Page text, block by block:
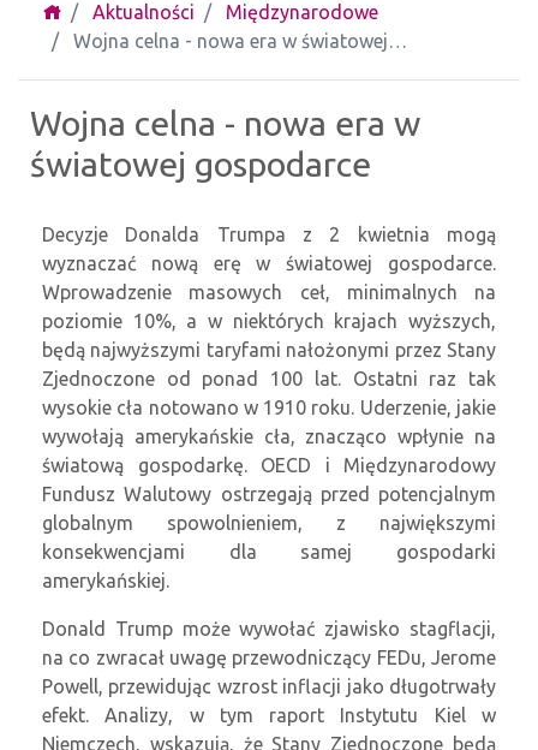
Aktualności
Międzynarodowe
Wojna celna - nowa era w światowej…
Wojna celna - nowa era w
światowej gospodarce
Decyzje Donalda Trumpa z 2 kwietnia mogą
wyznaczać nową erę w światowej gospodarce.
Wprowadzenie masowych ceł, minimalnych na
poziomie 10%, a w niektórych krajach wyższych,
będą najwyższymi taryfami nałożonymi przez Stany
Zjednoczone od ponad 100 lat. Ostatni raz tak
wysokie cła notowano w 1910 roku. Uderzenie, jakie
wywołają amerykańskie cła, znacząco wpłynie na
światową gospodarkę. OECD i Międzynarodowy
Fundusz Walutowy ostrzegają przed potencjalnym
globalnym spowolnieniem, z największymi
konsekwencjami dla samej gospodarki
amerykańskiej.
Donald Trump może wywołać zjawisko stagflacji,
na co zwracał uwagę przewodniczący FEDu, Jerome
Powell, przewidując wzrost inflacji jako długotrwały
efekt. Analizy, w tym raport Instytutu Kiel w
Niemczech, wskazują, że Stany Zjednoczone będą